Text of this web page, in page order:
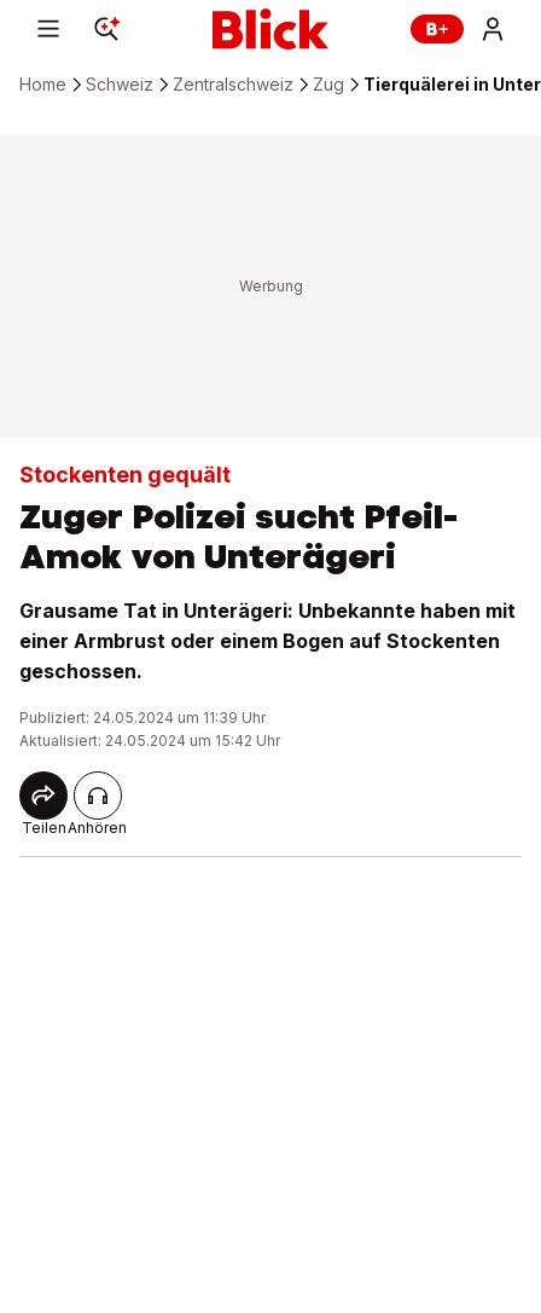
Home Schweiz Zentralschweiz Zug Tierquälerei in
Stockenten gequält
Zuger Polizei sucht Pfeil-
Amok von Unterägeri
Grausame Tat in Unterägeri: Unbekannte haben mit
einer Armbrust oder einem Bogen auf Stockenten
geschossen.
Publiziert: 24.05.2024 um 11:39 Uhr
Aktualisiert: 24.05.2024 um 15:42 Uhr
TeilenAnhören